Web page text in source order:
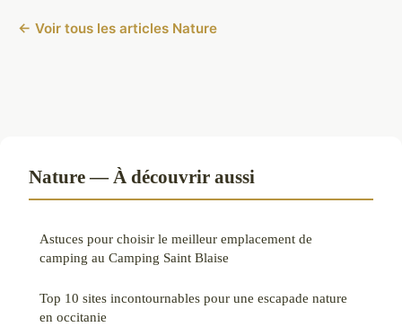
← Voir tous les articles Nature
Nature — À découvrir aussi
Astuces pour choisir le meilleur emplacement de
camping au Camping Saint Blaise
Top 10 sites incontournables pour une escapade nature
en occitanie